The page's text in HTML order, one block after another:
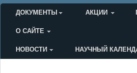
Главное меню
ДОКУМЕНТЫ АКЦИИ
О САЙТЕ
Меню пользователя
НОВОСТИ НАУЧНЫЙ